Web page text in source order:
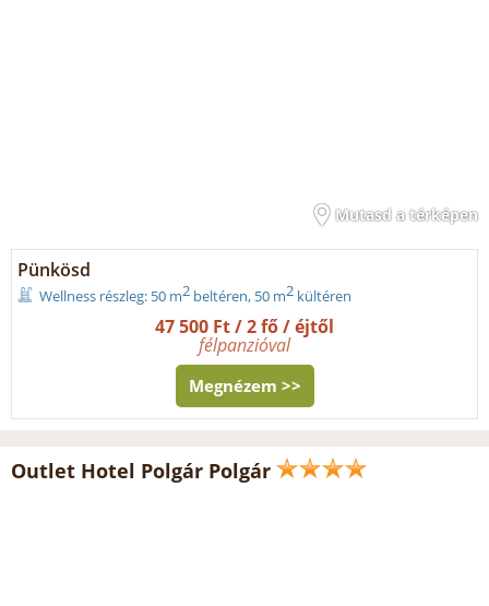
Mutasd a térképen
Pünkösd
Wellness részleg: 50 m2 beltéren, 50 m2 kültéren
47 500 Ft / 2 fő / éjtől
félpanzióval
Megnézem >>
Outlet Hotel Polgár Polgár